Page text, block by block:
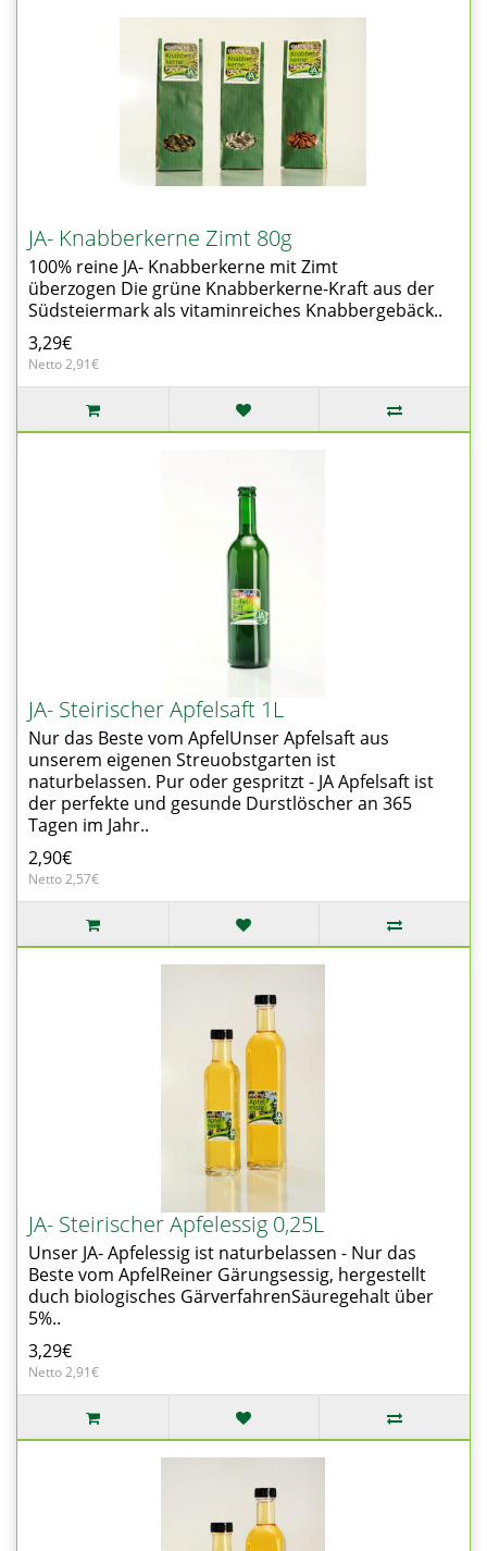
JA- Knabberkerne Zimt 80g
100% reine JA- Knabberkerne mit Zimt
überzogen Die grüne Knabberkerne-Kraft aus der
Südsteiermark als vitaminreiches Knabbergebäck..
3,29€
Netto 2,91€
JA- Steirischer Apfelsaft 1L
Nur das Beste vom ApfelUnser Apfelsaft aus
unserem eigenen Streuobstgarten ist
naturbelassen. Pur oder gespritzt - JA Apfelsaft ist
der perfekte und gesunde Durstlöscher an 365
Tagen im Jahr..
2,90€
Netto 2,57€
JA- Steirischer Apfelessig 0,25L
Unser JA- Apfelessig ist naturbelassen - Nur das
Beste vom ApfelReiner Gärungsessig, hergestellt
duch biologisches GärverfahrenSäuregehalt über
5%..
3,29€
Netto 2,91€